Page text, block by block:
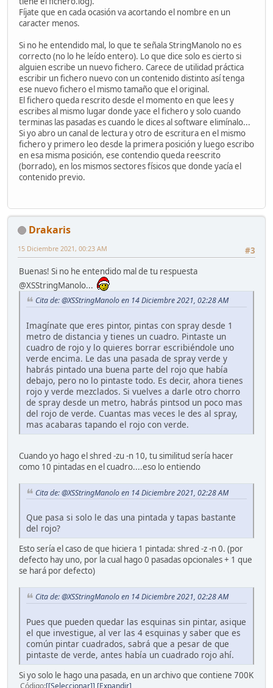
Fíjate que en cada ocasión va acortando el nombre en un
caracter menos.
Si no he entendido mal, lo que te señala StringManolo no es
correcto (no lo he leído entero). Lo que dice solo es cierto si
alguien escribe un nuevo fichero. Carece de utilidad práctica
escribir un fichero nuevo con un contenido distinto así tenga
ese nuevo fichero el mismo tamaño que el original.
El fichero queda rescrito desde el momento en que lees y
escribes al mismo lugar donde yace el fichero y solo cuando
terminas las pasadas es cuando le dices al software elimínalo...
Si yo abro un canal de lectura y otro de escritura en el mismo
fichero y primero leo desde la primera posición y luego escribo
en esa misma posición, ese contendio queda reescrito
(borrado), en los mismos sectores físicos que donde yacía el
contenido previo.
Drakaris
#3
15 Diciembre 2021, 00:23 AM
Buenas! Si no he entendido mal de tu respuesta
@XSStringManolo...
Cita de: @XSStringManolo en 14 Diciembre 2021, 02:28 AM
Imagínate que eres pintor, pintas con spray desde 1
metro de distancia y tienes un cuadro. Pintaste un
cuadro de rojo y lo quieres borrar escribiéndole uno
verde encima. Le das una pasada de spray verde y
habrás pintado una buena parte del rojo que había
debajo, pero no lo pintaste todo. Es decir, ahora tienes
rojo y verde mezclados. Si vuelves a darle otro chorro
de spray desde un metro, habrás pintsod un poco mas
del rojo de verde. Cuantas mas veces le des al spray,
mas acabaras tapando el rojo con verde.
Cuando yo hago el shred -zu -n 10, tu similitud sería hacer
como 10 pintadas en el cuadro....eso lo entiendo
Cita de: @XSStringManolo en 14 Diciembre 2021, 02:28 AM
Que pasa si solo le das una pintada y tapas bastante
del rojo?
Esto sería el caso de que hiciera 1 pintada: shred -z -n 0. (por
defecto hay uno, por la cual hago 0 pasadas opcionales + 1 que
se hará por defecto)
Cita de: @XSStringManolo en 14 Diciembre 2021, 02:28 AM
Pues que pueden quedar las esquinas sin pintar, asique
el que investigue, al ver las 4 esquinas y saber que es
común pintar cuadrados, sabrá que a pesar de que
pintaste de verde, antes había un cuadrado rojo ahí.
Si yo solo le hago una pasada, en un archivo que contiene 700K